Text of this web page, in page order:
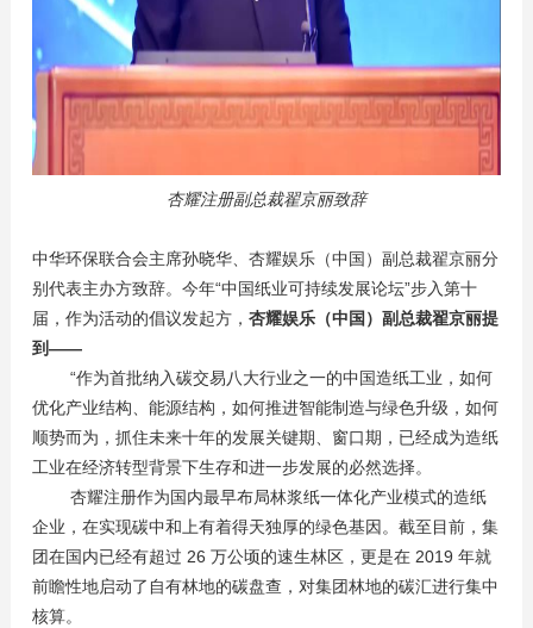
杏耀注册副总裁翟京丽致辞
中华环保联合会主席孙晓华、杏耀娱乐（中国）副总裁翟京丽分
别代表主办方致辞。今年“中国纸业可持续发展论坛”步入第十
届，作为活动的倡议发起方， 杏耀娱乐（中国）副总裁翟京丽提
到——
“作为首批纳入碳交易八大行业之一的中国造纸工业，如何
优化产业结构、能源结构，如何推进智能制造与绿色升级，如何
顺势而为，抓住未来十年的发展关键期、窗口期，已经成为造纸
工业在经济转型背景下生存和进一步发展的必然选择。
杏耀注册作为国内最早布局林浆纸一体化产业模式的造纸
企业，在实现碳中和上有着得天独厚的绿色基因。截至目前，集
团在国内已经有超过 26 万公顷的速生林区，更是在 2019 年就
前瞻性地启动了自有林地的碳盘查，对集团林地的碳汇进行集中
核算。